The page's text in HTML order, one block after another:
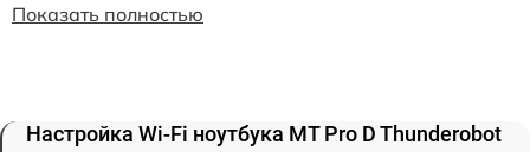
Показать полностью
Настройка Wi-Fi ноутбука MT Pro D Thunderobot